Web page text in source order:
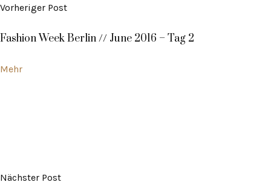
Vorheriger Post
Fashion Week Berlin // June 2016 – Tag 2
Mehr
Nächster Post